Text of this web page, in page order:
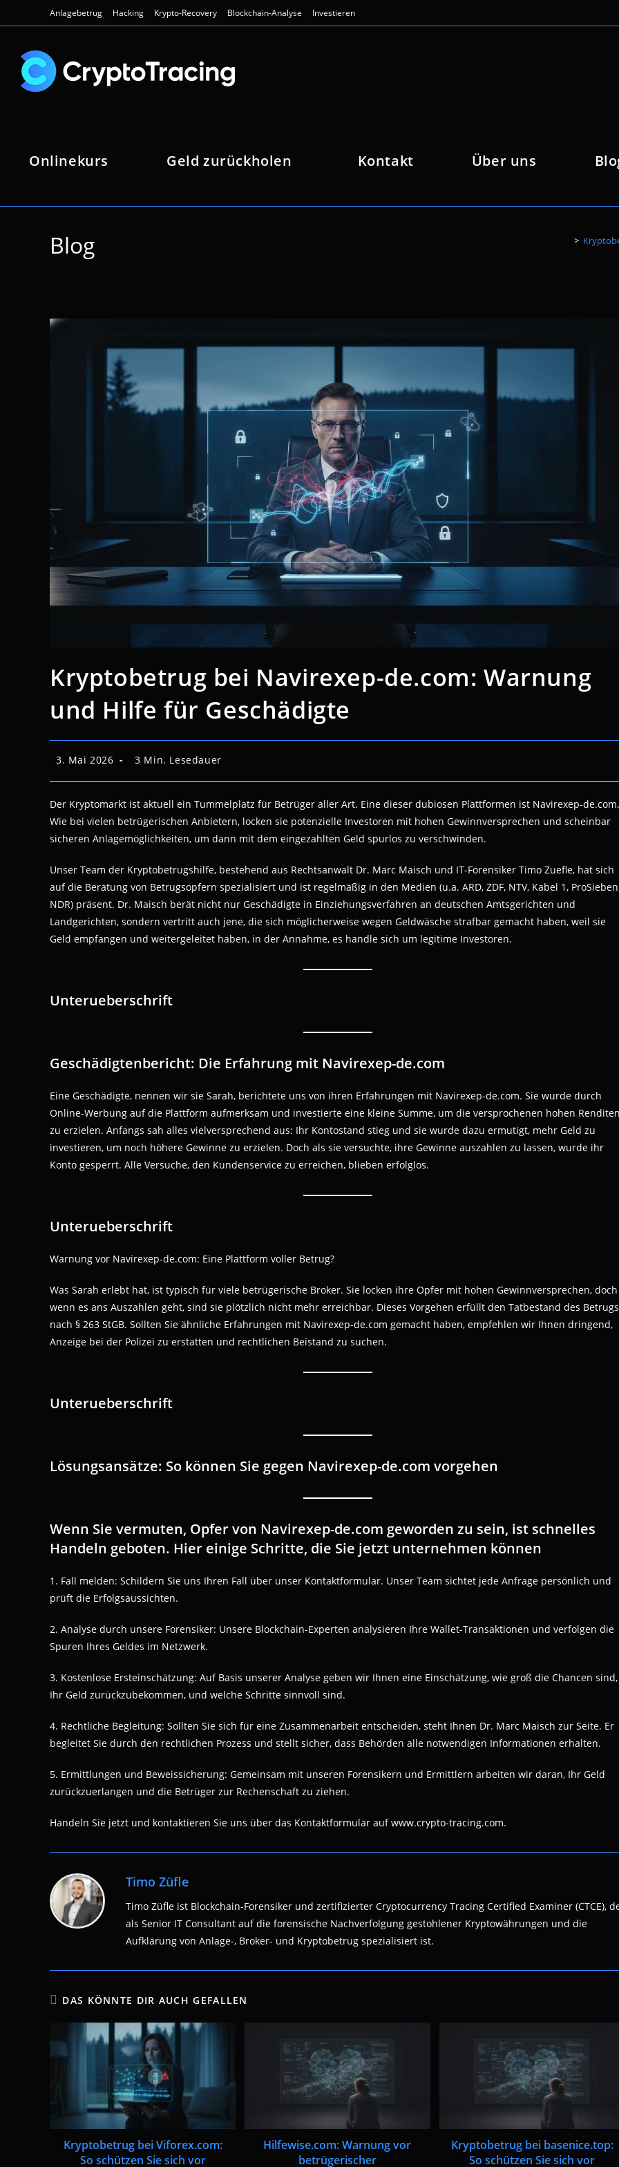
Inhalt
Anlagebetrug Hacking Krypto-Recovery Blockchain-Analyse Investieren
Onlinekurs Geld zurückholen Kontakt Über uns
Blog >
Kryptobetrug bei Navirexep-de.com: Warnung
und Hilfe für Geschädigte
Beitrag
3. Mai 2026 Lesedauer:
3 Min. Lesedauer
Der Kryptomarkt ist aktuell ein Tummelplatz für Betrüger aller Art. Eine dieser dubiosen Plattformen ist Navirexep-de.com.
Wie bei vielen betrügerischen Anbietern, locken sie potenzielle Investoren mit hohen Gewinnversprechen und scheinbar
sicheren Anlagemöglichkeiten, um dann mit dem eingezahlten Geld spurlos zu verschwinden.
Unser Team der Kryptobetrugshilfe, bestehend aus Rechtsanwalt Dr. Marc Maisch und IT-Forensiker Timo Zuefle, hat sich
auf die Beratung von Betrugsopfern spezialisiert und ist regelmäßig in den Medien (u.a. ARD, ZDF, NTV, Kabel 1,
NDR) präsent. Dr. Maisch berät nicht nur Geschädigte in Einziehungsverfahren an deutschen Amtsgerichten und
Landgerichten, sondern vertritt auch jene, die sich möglicherweise wegen Geldwäsche strafbar gemacht haben, weil sie
Geld empfangen und weitergeleitet haben, in der Annahme, es handle sich um legitime Investoren.
Unterueberschrift
Geschädigtenbericht: Die Erfahrung mit Navirexep-de.com
Eine Geschädigte, nennen wir sie Sarah, berichtete uns von ihren Erfahrungen mit Navirexep-de.com. Sie wurde durch
Online-Werbung auf die Plattform aufmerksam und investierte eine kleine Summe, um die versprochenen hohen
zu erzielen. Anfangs sah alles vielversprechend aus: Ihr Kontostand stieg und sie wurde dazu ermutigt, mehr Geld zu
investieren, um noch höhere Gewinne zu erzielen. Doch als sie versuchte, ihre Gewinne auszahlen zu lassen, wurde ihr
Konto gesperrt. Alle Versuche, den Kundenservice zu erreichen, blieben erfolglos.
Unterueberschrift
Warnung vor Navirexep-de.com: Eine Plattform voller Betrug?
Was Sarah erlebt hat, ist typisch für viele betrügerische Broker. Sie locken ihre Opfer mit hohen Gewinnversprechen, doch
wenn es ans Auszahlen geht, sind sie plötzlich nicht mehr erreichbar. Dieses Vorgehen erfüllt den Tatbestand des Betrugs
nach § 263 StGB. Sollten Sie ähnliche Erfahrungen mit Navirexep-de.com gemacht haben, empfehlen wir Ihnen dringend,
Anzeige bei der Polizei zu erstatten und rechtlichen Beistand zu suchen.
Unterueberschrift
Lösungsansätze: So können Sie gegen Navirexep-de.com vorgehen
Wenn Sie vermuten, Opfer von Navirexep-de.com geworden zu sein, ist schnelles
Handeln geboten. Hier einige Schritte, die Sie jetzt unternehmen können
1. Fall melden: Schildern Sie uns Ihren Fall über unser Kontaktformular. Unser Team sichtet jede Anfrage persönlich und
prüft die Erfolgsaussichten.
2. Analyse durch unsere Forensiker: Unsere Blockchain-Experten analysieren Ihre Wallet-Transaktionen und verfolgen die
Spuren Ihres Geldes im Netzwerk.
3. Kostenlose Ersteinschätzung: Auf Basis unserer Analyse geben wir Ihnen eine Einschätzung, wie groß die Chancen sind,
Ihr Geld zurückzubekommen, und welche Schritte sinnvoll sind.
4. Rechtliche Begleitung: Sollten Sie sich für eine Zusammenarbeit entscheiden, steht Ihnen Dr. Marc Maisch zur Seite. Er
begleitet Sie durch den rechtlichen Prozess und stellt sicher, dass Behörden alle notwendigen Informationen erhalten.
5. Ermittlungen und Beweissicherung: Gemeinsam mit unseren Forensikern und Ermittlern arbeiten wir daran, Ihr Geld
zurückzuerlangen und die Betrüger zur Rechenschaft zu ziehen.
Handeln Sie jetzt und kontaktieren Sie uns über das Kontaktformular auf www.crypto-tracing.com.
Timo Züfle
Timo Züfle ist Blockchain-Forensiker und zertifizierter Cryptocurrency Tracing Certified Examiner (CTCE),
als Senior IT Consultant auf die forensische Nachverfolgung gestohlener Kryptowährungen und die
Aufklärung von Anlage-, Broker- und Kryptobetrug spezialisiert ist.
DAS KÖNNTE DIR AUCH GEFALLEN
Kryptobetrug bei Viforex.com:
So schützen Sie sich vor
Hilfewise.com: Warnung vor
betrügerischer
Kryptobetrug bei basenice.top:
So schützen Sie sich vor